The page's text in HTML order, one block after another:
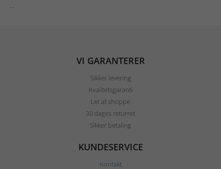
VI GARANTERER
Sikker levering
Kvalitetsgaranti
Let at shoppe
30 dages returret
Sikker betaling
KUNDESERVICE
Kontakt